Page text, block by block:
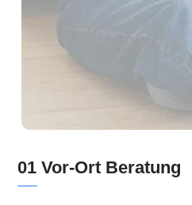
01 Vor-Ort Beratung